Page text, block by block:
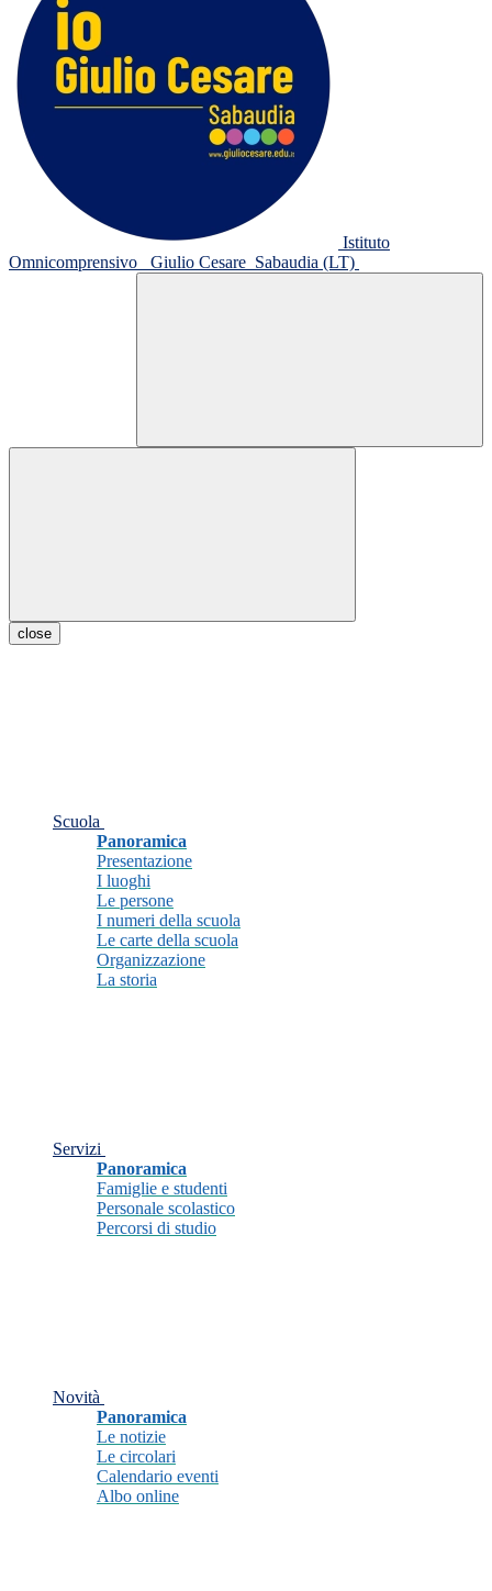
Istituto
Omnicomprensivo
Giulio Cesare Sabaudia (LT)
close
Scuola
Panoramica
Presentazione
I luoghi
Le persone
I numeri della scuola
Le carte della scuola
Organizzazione
La storia
Servizi
Panoramica
Famiglie e studenti
Personale scolastico
Percorsi di studio
Novità
Panoramica
Le notizie
Le circolari
Calendario eventi
Albo online